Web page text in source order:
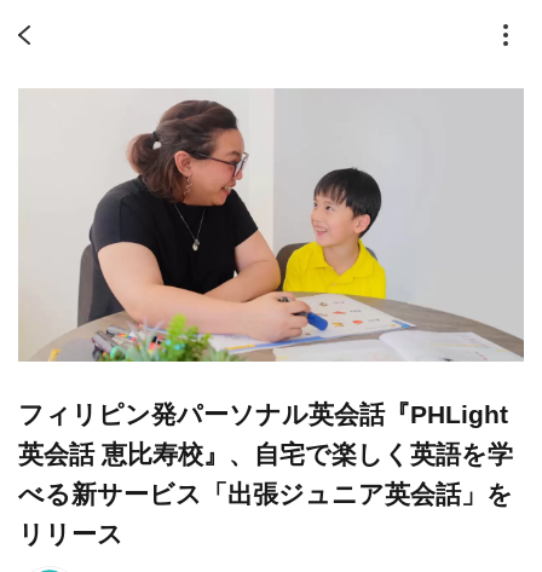
フィリピン発パーソナル英会話『PHLight
英会話 恵比寿校』、自宅で楽しく英語を学
べる新サービス「出張ジュニア英会話」を
リリース